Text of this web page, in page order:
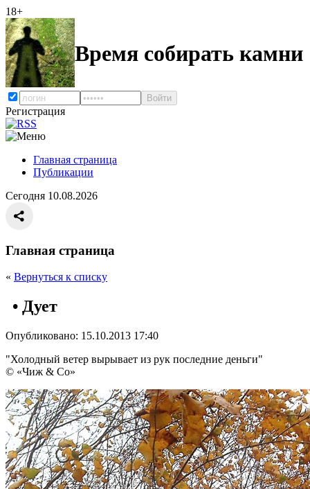
18+
Время собирать камни
Регистрация
Главная страница
Публикации
Сегодня 10.08.2026
Главная страница
« Вернуться к списку
• Дует
Опубликовано: 15.10.2013 17:40
"Холодный ветер вырывает из рук последние деньги"
© «Чиж & Cо»